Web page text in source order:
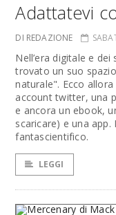
Adattatevi
DI REDAZIONE
Nell’era digitale e
trovato un suo
naturale". Ecco
account twitter, una
e ancora un ebook,
scaricare) e una
fantascientifico.
LEGGI